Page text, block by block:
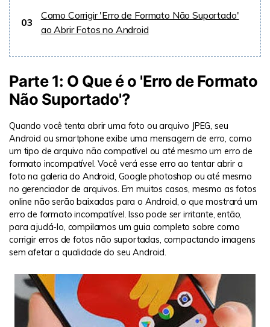
03
Como Corrigir 'Erro de Formato Não Suportado'
ao Abrir Fotos no Android
Parte 1: O Que é o 'Erro de Formato
Não Suportado'?
Quando você tenta abrir uma foto ou arquivo JPEG, seu
Android ou smartphone exibe uma mensagem de erro, como
um tipo de arquivo não compatível ou até mesmo um erro de
formato incompatível. Você verá esse erro ao tentar abrir a
foto na galeria do Android, Google photoshop ou até mesmo
no gerenciador de arquivos. Em muitos casos, mesmo as fotos
online não serão baixadas para o Android, o que mostrará um
erro de formato incompatível. Isso pode ser irritante, então,
para ajudá-lo, compilamos um guia completo sobre como
corrigir erros de fotos não suportadas, compactando imagens
sem afetar a qualidade do seu Android.